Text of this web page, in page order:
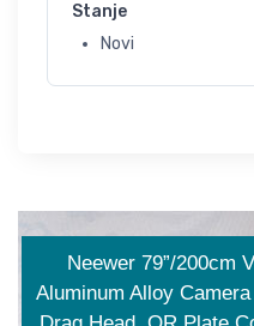
Stanje
Novi